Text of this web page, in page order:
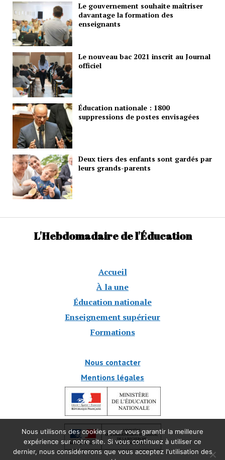
Le gouvernement souhaite maîtriser
davantage la formation des
enseignants
Le nouveau bac 2021 inscrit au Journal
officiel
Éducation nationale : 1800
suppressions de postes envisagées
Deux tiers des enfants sont gardés par
leurs grands-parents
L'Hebdomadaire de l'Éducation
Accueil
À la une
Éducation nationale
Enseignement supérieur
Formations
Nous contacter
Mentions légales
Nous utilisons des cookies pour vous garantir la meilleure
expérience sur notre site. Si vous continuez à utiliser ce
dernier, nous considérerons que vous acceptez l'utilisation des